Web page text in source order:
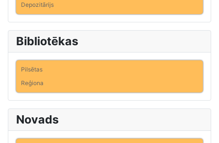
Depozitārijs
Bibliotēkas
Pilsētas
Reģiona
Novads